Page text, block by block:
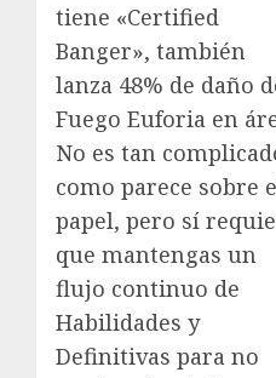
tiene «Certified
Banger», también
lanza 48% de daño
Fuego Euforia en
No es tan
como parece sobre
papel, pero sí
que mantengas un
flujo continuo de
Habilidades y
Definitivas para no